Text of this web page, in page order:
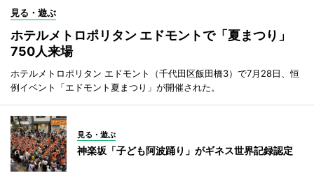
見る・遊ぶ
ホテルメトロポリタン エドモントで「夏まつり」
750人来場
ホテルメトロポリタン エドモント（千代田区飯田橋3）で7月28日、恒
例イベント「エドモント夏まつり」が開催された。
見る・遊ぶ
神楽坂「子ども阿波踊り」がギネス世界記録認定